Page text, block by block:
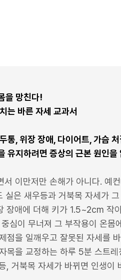
을 망친다!
는 바른 자세 교과서
통, 위장 장애, 다이어트, 가슴
유지하려면 증상의 근본 원인을
이만저만 손해가 아니다. 예
실은 새우등과 거북목 자세가
장애에 더해 키가 1.5~2cm 작
심이 무너져 그 부작용이 온몸
점을 일깨우고 잘못된 자세를
목을 교정하는 하루 5분 스트
, 거북목 자세가 바뀌면 인생이